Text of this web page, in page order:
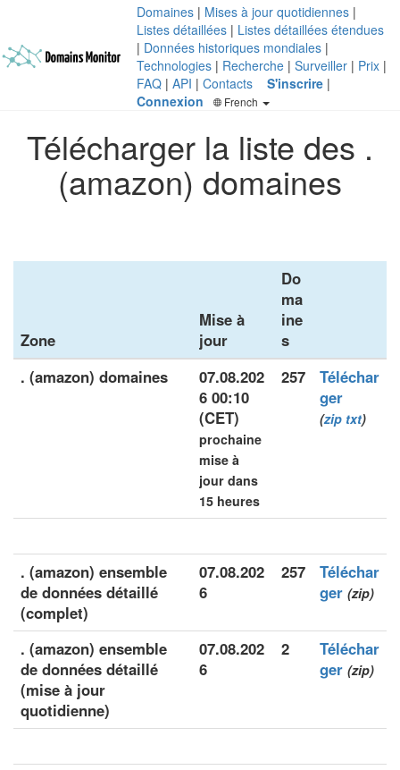
Domaines | Mises à jour quotidiennes |
Listes détaillées | Listes détaillées étendues
| Données historiques mondiales |
Technologies | Recherche | Surveiller | Prix |
FAQ | API | Contacts S'inscrire |
Connexion
French
Télécharger la liste des .
(amazon) domaines
Zone
Mise à
jour
Do
ma
ine
s
. (amazon) domaines
07.08.202
6 00:10
(CET)
prochaine
mise à
jour dans
15 heures
257
Téléchar
ger
(zip txt)
. (amazon) ensemble
de données détaillé
(complet)
07.08.202
6
257
Téléchar
ger (zip)
. (amazon) ensemble
de données détaillé
(mise à jour
quotidienne)
07.08.202
6
2
Téléchar
ger (zip)